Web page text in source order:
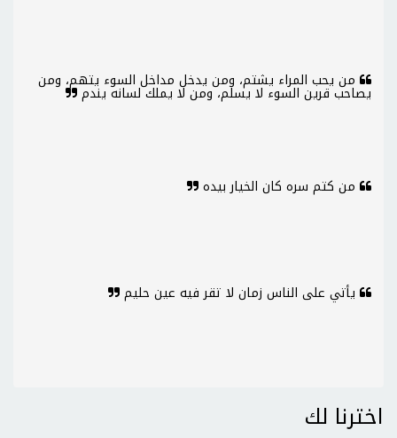
من يحب المراء يشتم، ومن يدخل مداخل السوء يتهم، ومن
يصاحب قرين السوء لا يسلم، ومن لا يملك لسانه يندم
من كتم سره كان الخيار بيده
يأتي على الناس زمان لا تقر فيه عين حليم
اخترنا لك